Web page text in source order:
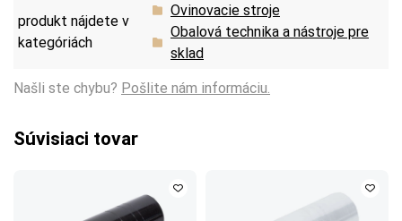
produkt nájdete v
kategóriách
Ovinovacie stroje
Obalová technika a nástroje pre
sklad
Našli ste chybu? Pošlite nám informáciu.
Súvisiaci tovar